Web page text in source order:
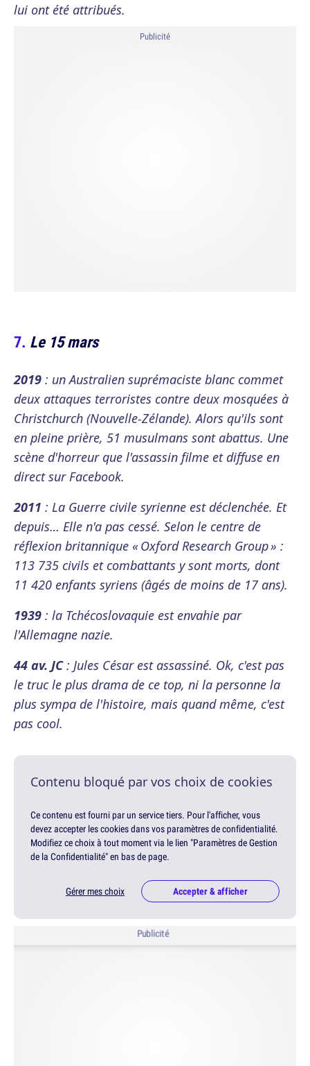
lui ont été attribués.
Publicité
Le 15 mars
2019 : un Australien suprémaciste blanc commet
deux attaques terroristes contre deux mosquées à
Christchurch (Nouvelle-Zélande). Alors qu'ils sont
en pleine prière, 51 musulmans sont abattus. Une
scène d'horreur que l'assassin filme et diffuse en
direct sur Facebook.
2011 : La Guerre civile syrienne est déclenchée. Et
depuis… Elle n'a pas cessé. Selon le centre de
réflexion britannique « Oxford Research Group » :
113 735 civils et combattants y sont morts, dont
11 420 enfants syriens (âgés de moins de 17 ans).
1939 : la Tchécoslovaquie est envahie par
l'Allemagne nazie.
44 av. JC: Jules César est assassiné. Ok, c'est pas
le truc le plus drama de ce top, ni la personne la
plus sympa de l'histoire, mais quand même, c'est
pas cool.
Contenu bloqué par vos choix de cookies
Ce contenu est fourni par un service tiers. Pour l'afficher, vous
devez accepter les cookies dans vos paramètres de confidentialité.
Modifiez ce choix à tout moment via le lien "Paramètres de Gestion
de la Confidentialité" en bas de page.
Gérer mes choix Accepter & afficher
Publicité